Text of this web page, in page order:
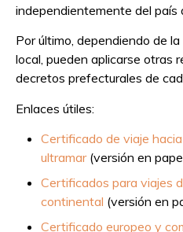
independientemente del país
Por último, dependiendo de
local, pueden aplicarse otras
decretos prefecturales de
Enlaces útiles:
Certificado de viaje
ultramar(versión en
Certificados para viajes
continental (versión en
Certificado europeo y